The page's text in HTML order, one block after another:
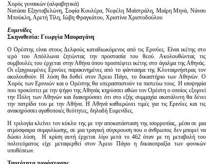
Χορός γυναικών (αλφαβητικά)
Νατάσα Εξηνταβελώνη, Σοφία Κουλέρα, Νεφέλη Μαϊστράλη, Μαίρη Μηνά, Νάνσυ
Μπούκλη, Αρετή Τίλη, Ιώβη Φραγκάτου, Χριστίνα Χριστοδούλου
Ευμενίδες
Σκηνοθεσία: Γεωργία Μαυραγάνη
O Oρέστης είναι στους Δελφούς καταδιωκόμενος από τις Ερινύες. Είναι ικέτης στο
ιερό του Απόλλωνα ζητώντας την προστασία του θεού. Ακολουθώντας τις
συμβουλές του έρχεται στην Αθήνα όπου προσπέφτει ικέτης στο άγαλμα της Αθηνάς.
Οι εξαγριωμένες Ερινύες παρακινημένες από το φάντασμα της Κλυταιμνήστρας τον
ακολουθούν. Η λύση θα δοθεί στον Άρειο Πάγο, το δικαστήριο των Αθηνών. Ο
Χορός των Ερινυών και ο Ορέστης θα υπερασπιστούν τα πιστεύω τους. Η ισοψηφία
που προκύπτει με την ψήφο της Αθηνάς κηρύσσει αθώο τον Ορέστη ο οποίος εξυμνεί
την Πόλη των Αθηνών και διακηρύσσει ότι στο εξής συμμαχία ακατάλυτη θα δένει
την πατρίδα του με την Αθήνα. Η Αθηνά καθιερώνει τιμές για τις Ερινύες και τις
ανακηρύσσει αγαθοποιές θεότητες, δηλαδή Ευμενίδες.
Η τριλογία κλείνει τον κύκλο της με την αποκατάσταση της ισορροπίας, μέσα σε μια
ατμόσφαιρα συμφιλίωσης, σε μια τραγική σύγκρουση που ο άνθρωπος δεν μπορεί να
δώσει λύση. Η κρίση αυτή έρχεται λίγο μετά το 462 όταν με τη μεταβολή του
πολιτεύματος είχε μεταφερθεί στον Άρειο Πάγιο η δικαιοπραξία των φονικών
υποθέσεων.